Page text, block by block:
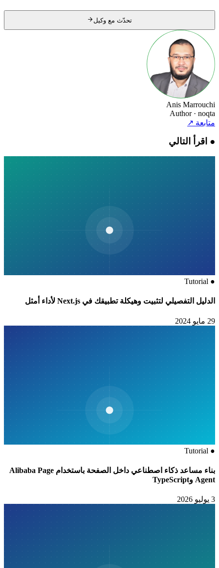
تحدّث مع وكيل
Anis Marrouchi
Author · noqta
متابعة↗
●اقرأ التالي
●
Tutorial
الدليل التفصيلي لتثبيت وهيكلة تطبيقك في Next.js لأداء أمثل
29 مايو 2024
●
Tutorial
بناء مساعد ذكاء اصطناعي داخل الصفحة باستخدام Alibaba Page
Agent وTypeScript